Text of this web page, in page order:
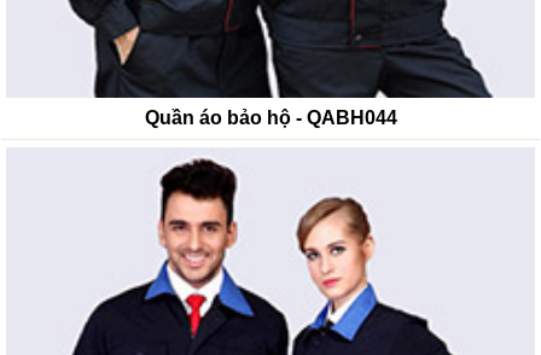
Quần áo bảo hộ - QABH044